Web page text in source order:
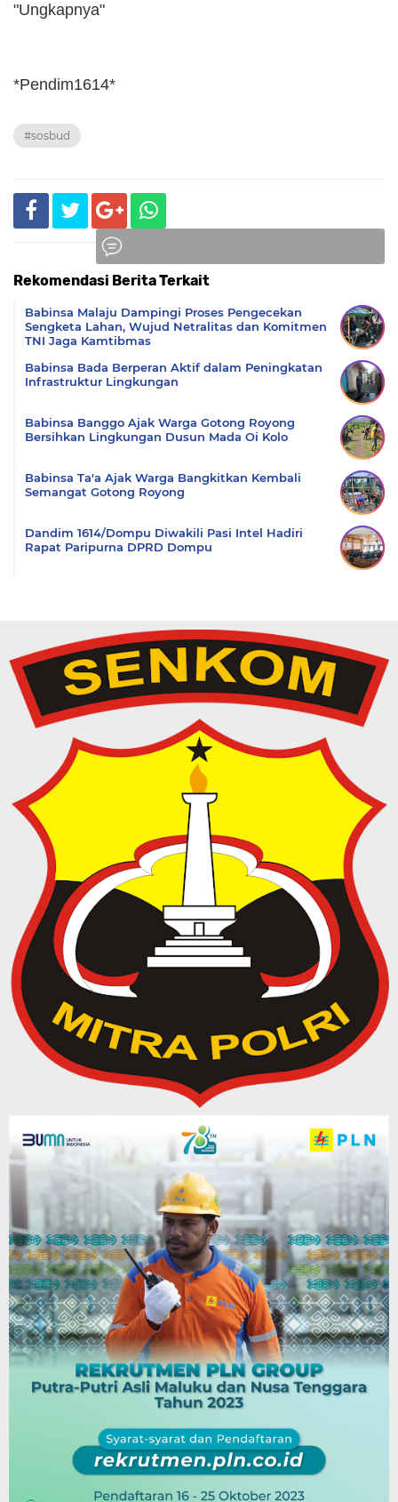
"Ungkapnya"
*Pendim1614*
#sosbud
Rekomendasi Berita Terkait
Babinsa Malaju Dampingi Proses Pengecekan
Sengketa Lahan, Wujud Netralitas dan Komitmen
TNI Jaga Kamtibmas
Babinsa Bada Berperan Aktif dalam Peningkatan
Infrastruktur Lingkungan
Babinsa Banggo Ajak Warga Gotong Royong
Bersihkan Lingkungan Dusun Mada Oi Kolo
Babinsa Ta'a Ajak Warga Bangkitkan Kembali
Semangat Gotong Royong
Dandim 1614/Dompu Diwakili Pasi Intel Hadiri
Rapat Paripurna DPRD Dompu